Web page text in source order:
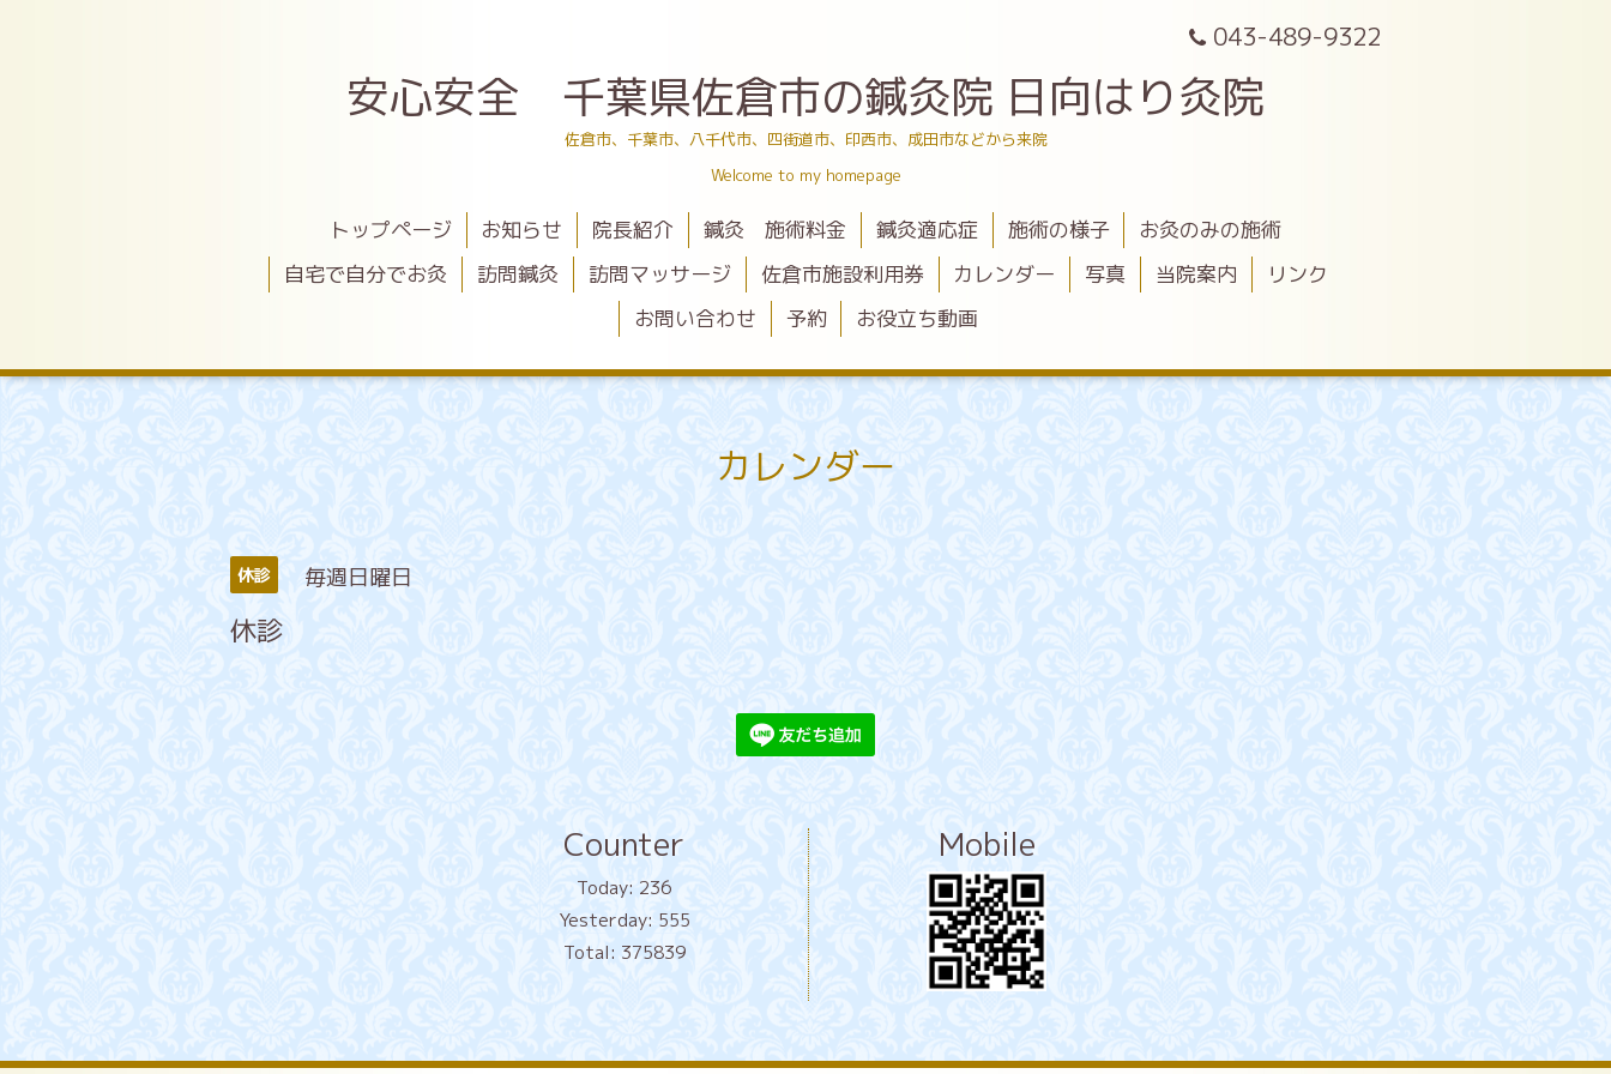
043-489-9322
安心安全 千葉県佐倉市の鍼灸院 日向はり灸院
佐倉市、千葉市、八千代市、四街道市、印西市、成田市などから来院
Welcome to my homepage
トップページ お知らせ 院長紹介 鍼灸 施術料金 鍼灸適応症 施術の様子
お灸のみの施術
自宅で自分でお灸
訪問鍼灸 訪問マッサージ 佐倉市施設利用券 カレンダー 写真 当院案内
リンク
お問い合わせ
予約 お役立ち動画
カレンダー
休診 毎週日曜日
休診
Counter
Today: 236
Yesterday: 555
Total: 375839
Mobile